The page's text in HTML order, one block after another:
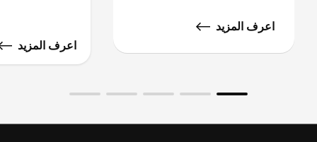
اعرف المزيد
اعرف المزيد